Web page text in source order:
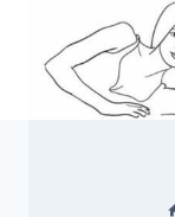
содержимому